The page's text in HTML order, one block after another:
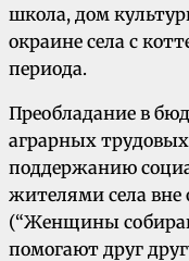
школа, дом
окраине села с
периода.
Преобладание в
аграрных
поддержанию
жителями села
(“Женщины
помогают друг